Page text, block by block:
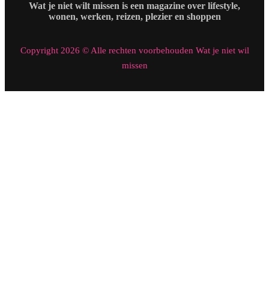
Wat je niet wilt missen is een magazine over lifestyle,
wonen, werken, reizen, plezier en shoppen
Copyright 2026 © Alle rechten voorbehouden Wat je niet wil
missen